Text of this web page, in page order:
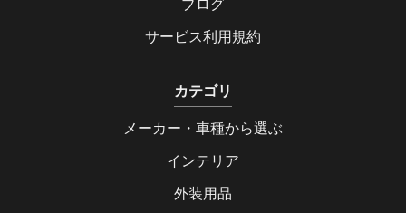
ブログ
サービス利用規約
カテゴリ
メーカー・車種から選ぶ
インテリア
外装用品